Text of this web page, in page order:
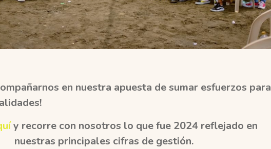
en nuestra apuesta de sumar esfuerzos para
y recorre con nosotros lo que fue 2024 reflejado en
nuestras principales cifras de gestión.